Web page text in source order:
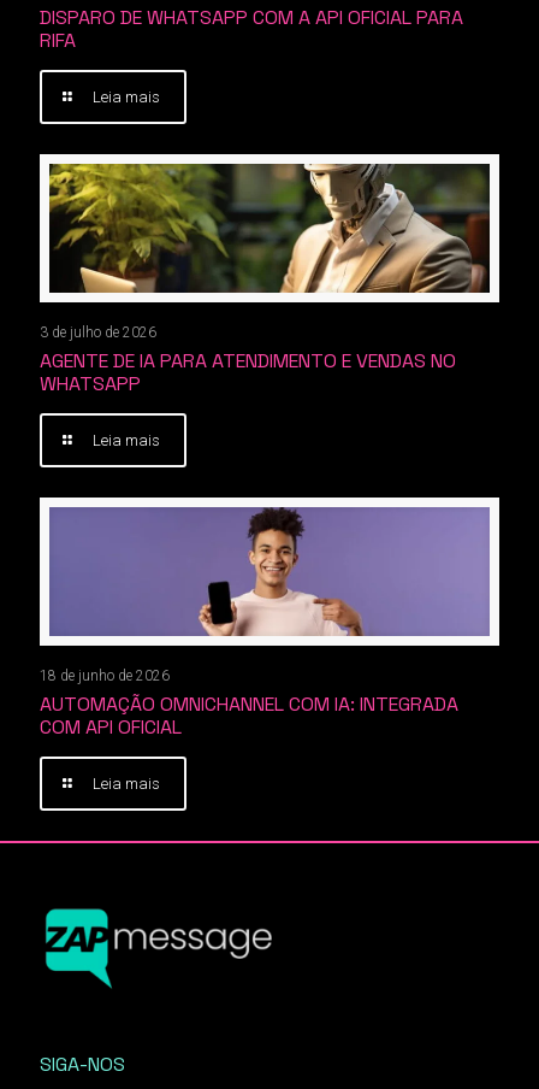
DISPARO DE WHATSAPP COM A API OFICIAL PARA
RIFA
Leia mais
3 de julho de 2026
AGENTE DE IA PARA ATENDIMENTO E VENDAS NO
WHATSAPP
Leia mais
18 de junho de 2026
AUTOMAÇÃO OMNICHANNEL COM IA: INTEGRADA
COM API OFICIAL
Leia mais
SIGA-NOS